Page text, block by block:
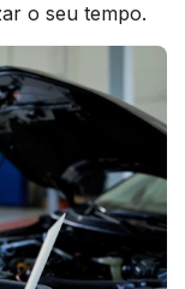
o seu tempo.